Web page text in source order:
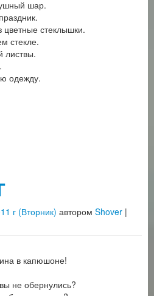
шар.
стеклышки.
стекле.
листвы.
одежду.
г (Вторник) автором Shover |
в капюшоне!
не обернулись?